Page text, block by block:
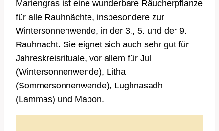
Mariengras ist eine wunderbare Räucherpflanze
für alle Rauhnächte, insbesondere zur
Wintersonnenwende, in der 3., 5. und der 9.
Rauhnacht. Sie eignet sich auch sehr gut für
Jahreskreisrituale, vor allem für Jul
(Wintersonnenwende), Litha
(Sommersonnenwende), Lughnasadh
(Lammas) und Mabon.